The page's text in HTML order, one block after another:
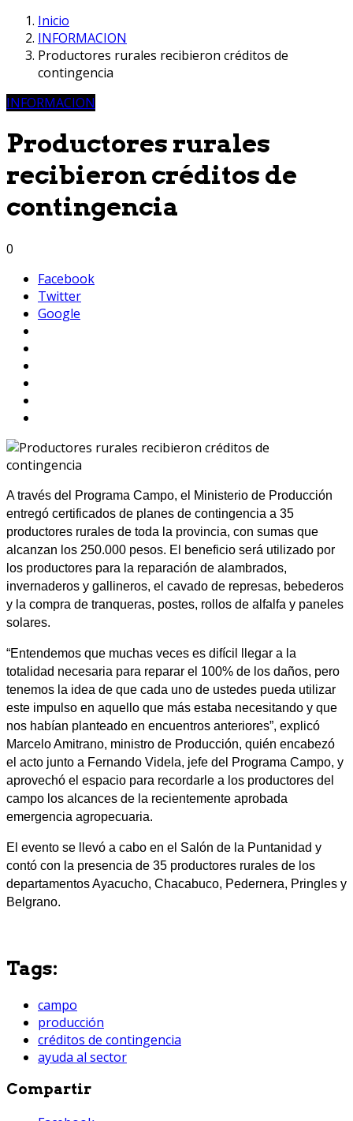
Inicio
INFORMACION
Productores rurales recibieron créditos de
contingencia
INFORMACION
Productores rurales
recibieron créditos de
contingencia
0
Facebook
Twitter
Google
A través del Programa Campo, el Ministerio de Producción
entregó certificados de planes de contingencia a 35
productores rurales de toda la provincia, con sumas que
alcanzan los 250.000 pesos. El beneficio será utilizado por
los productores para la reparación de alambrados,
invernaderos y gallineros, el cavado de represas, bebederos
y la compra de tranqueras, postes, rollos de alfalfa y paneles
solares.
“Entendemos que muchas veces es difícil llegar a la
totalidad necesaria para reparar el 100% de los daños, pero
tenemos la idea de que cada uno de ustedes pueda utilizar
este impulso en aquello que más estaba necesitando y que
nos habían planteado en encuentros anteriores”, explicó
Marcelo Amitrano, ministro de Producción, quién encabezó
el acto junto a Fernando Videla, jefe del Programa Campo, y
aprovechó el espacio para recordarle a los productores del
campo los alcances de la recientemente aprobada
emergencia agropecuaria.
El evento se llevó a cabo en el Salón de la Puntanidad y
contó con la presencia de 35 productores rurales de los
departamentos Ayacucho, Chacabuco, Pedernera, Pringles y
Belgrano.
Tags:
campo
producción
créditos de contingencia
ayuda al sector
Compartir